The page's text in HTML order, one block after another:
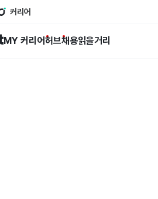
커리어
MY 커리어허브채용읽을거리